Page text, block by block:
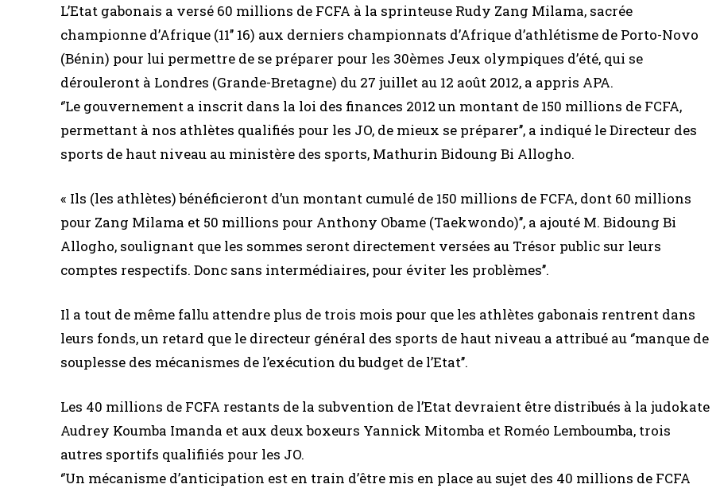
L’Etat gabonais a versé 60 millions de FCFA à la sprinteuse Rudy Zang Milama, sacrée
championne d’Afrique (11’’ 16) aux derniers championnats d’Afrique d’athlétisme de Porto-Novo
(Bénin) pour lui permettre de se préparer pour les 30èmes Jeux olympiques d’été, qui se
dérouleront à Londres (Grande-Bretagne) du 27 juillet au 12 août 2012, a appris APA.
‘’Le gouvernement a inscrit dans la loi des finances 2012 un montant de 150 millions de FCFA,
permettant à nos athlètes qualifiés pour les JO, de mieux se préparer’’, a indiqué le Directeur des
sports de haut niveau au ministère des sports, Mathurin Bidoung Bi Allogho.
« Ils (les athlètes) bénéficieront d’un montant cumulé de 150 millions de FCFA, dont 60 millions
pour Zang Milama et 50 millions pour Anthony Obame (Taekwondo)’’, a ajouté M. Bidoung Bi
Allogho, soulignant que les sommes seront directement versées au Trésor public sur leurs
comptes respectifs. Donc sans intermédiaires, pour éviter les problèmes’’.
Il a tout de même fallu attendre plus de trois mois pour que les athlètes gabonais rentrent dans
leurs fonds, un retard que le directeur général des sports de haut niveau a attribué au ‘’manque de
souplesse des mécanismes de l’exécution du budget de l’Etat’’.
Les 40 millions de FCFA restants de la subvention de l’Etat devraient être distribués à la judokate
Audrey Koumba Imanda et aux deux boxeurs Yannick Mitomba et Roméo Lemboumba, trois
autres sportifs qualifiiés pour les JO.
‘’Un mécanisme d’anticipation est en train d’être mis en place au sujet des 40 millions de FCFA